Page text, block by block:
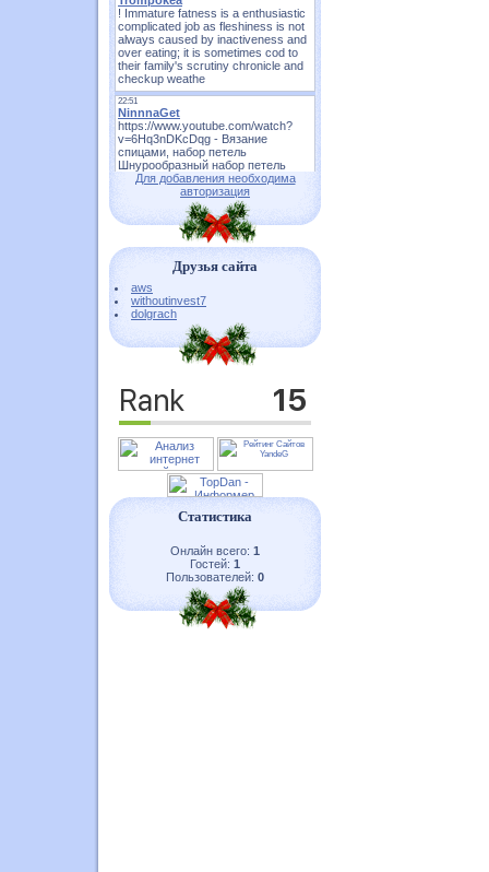
Для добавления необходима
авторизация
Друзья сайта
aws
withoutinvest7
dolgrach
Статистика
Онлайн всего: 1
Гостей: 1
Пользователей: 0